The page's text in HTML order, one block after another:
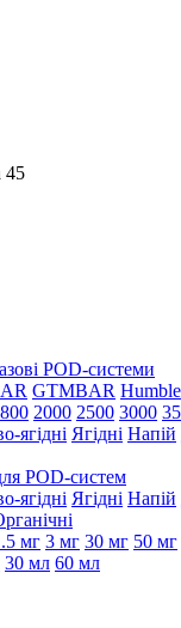
45
POD-системи
GTMBAR Humble
2000 2500 3000
ягідні Ягідні Напій
POD-систем
ягідні Ягідні Напій
мг 3 мг 30 мг 50 мг
30 мл 60 мл